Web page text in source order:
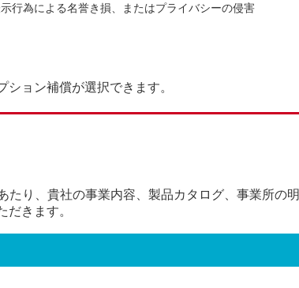
行為による名誉き損、またはプライバシーの侵害
ョン補償が選択できます。
たり、貴社の事業内容、製品カタログ、事業所の明
きます。